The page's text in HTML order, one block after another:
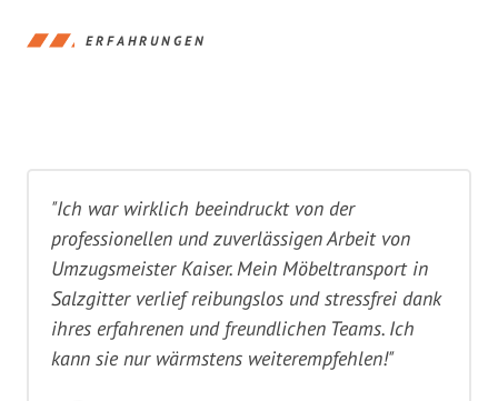
ERFAHRUNGEN
"Ich war wirklich beeindruckt von der
professionellen und zuverlässigen Arbeit von
Umzugsmeister Kaiser. Mein Möbeltransport in
Salzgitter verlief reibungslos und stressfrei dank
ihres erfahrenen und freundlichen Teams. Ich
kann sie nur wärmstens weiterempfehlen!"